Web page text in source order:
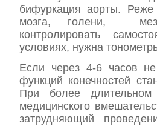
бифуркация аорты.
мозга, голени,
контролировать
условиях, нужна
Если через 4-6 часов
функций конечностей
При более длительном
медицинского
затрудняющий